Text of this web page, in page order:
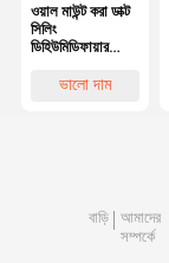
ওয়াল মাউন্ট করা ডাক্ট
সিলিং
ডিহিউমিডিফায়ার
উদ্ভাবনীভালো দাম
বাড়ি
আমাদের
সম্পর্কে